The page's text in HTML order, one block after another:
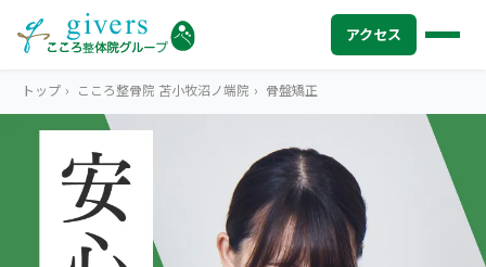
アクセス
HOME トップ
SYMPTOMS 症状から探す
トップ › こころ整骨院 苫小牧沼ノ端院 › 骨盤矯正